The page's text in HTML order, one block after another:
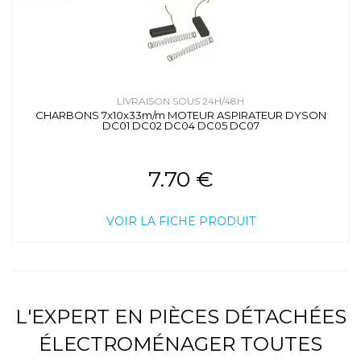
LIVRAISON SOUS 24H/48H
CHARBONS 7x10x33m/m MOTEUR ASPIRATEUR DYSON
DC01 DC02 DC04 DC05 DC07
7.70 €
VOIR LA FICHE PRODUIT
L'EXPERT EN PIÈCES DÉTACHÉES
ÉLECTROMÉNAGER TOUTES